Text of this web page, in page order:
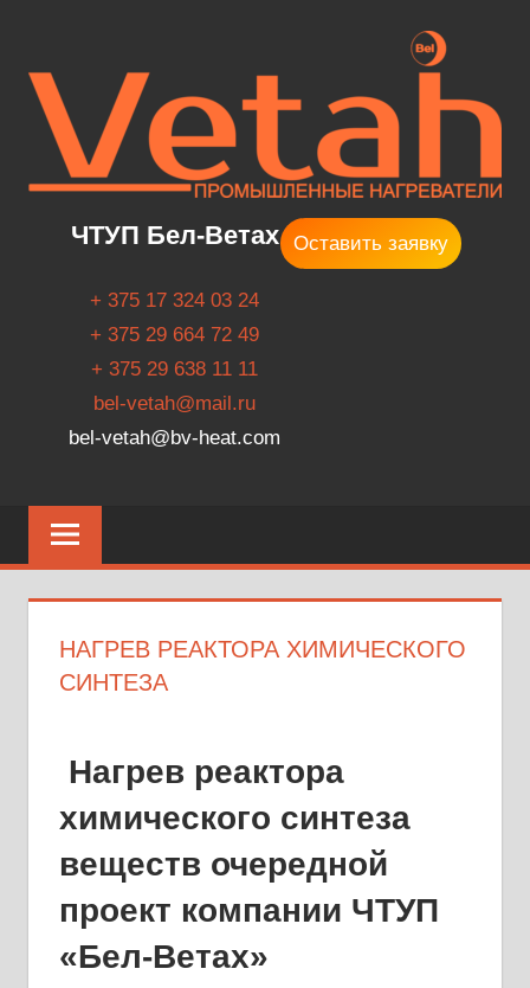
содержимому
порядочность,
ЧТУП Бел-Ветах
+ 375 17 324 03 24
+ 375 29 664 72 49
+ 375 29 638 11 11
bel-vetah@mail.ru
bel-vetah@bv-heat.com
Оставить заявку
НАГРЕВ РЕАКТОРА ХИМИЧЕСКОГО
СИНТЕЗА
Нагрев реактора
химического синтеза
веществ очередной
проект компании ЧТУП
«Бел-Ветах»